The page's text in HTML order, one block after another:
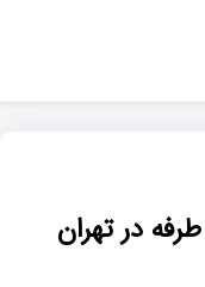
در تهران